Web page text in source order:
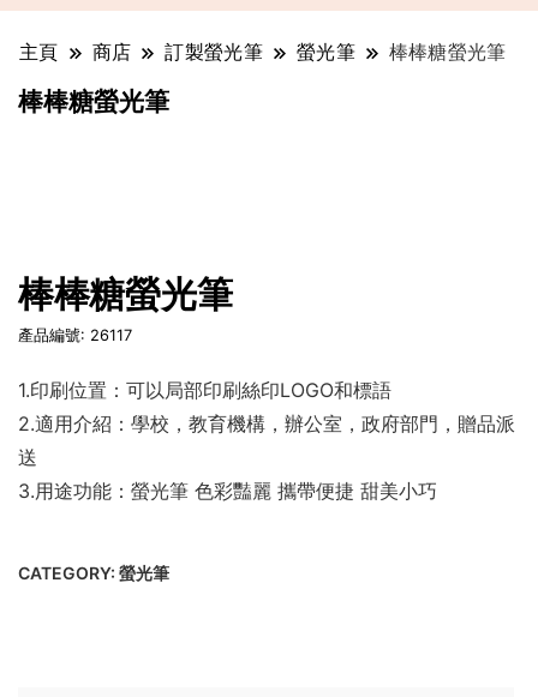
主頁 商店 訂製螢光筆 螢光筆 棒棒糖螢光筆
棒棒糖螢光筆
棒棒糖螢光筆
產品編號: 26117
1.印刷位置：可以局部印刷絲印LOGO和標語
2.適用介紹：學校，教育機構，辦公室，政府部門，贈品派
送
3.用途功能：螢光筆 色彩豔麗 攜帶便捷 甜美小巧
CATEGORY: 螢光筆